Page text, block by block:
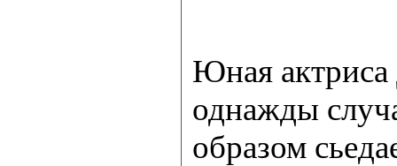
Юная актриса
однажды
образом